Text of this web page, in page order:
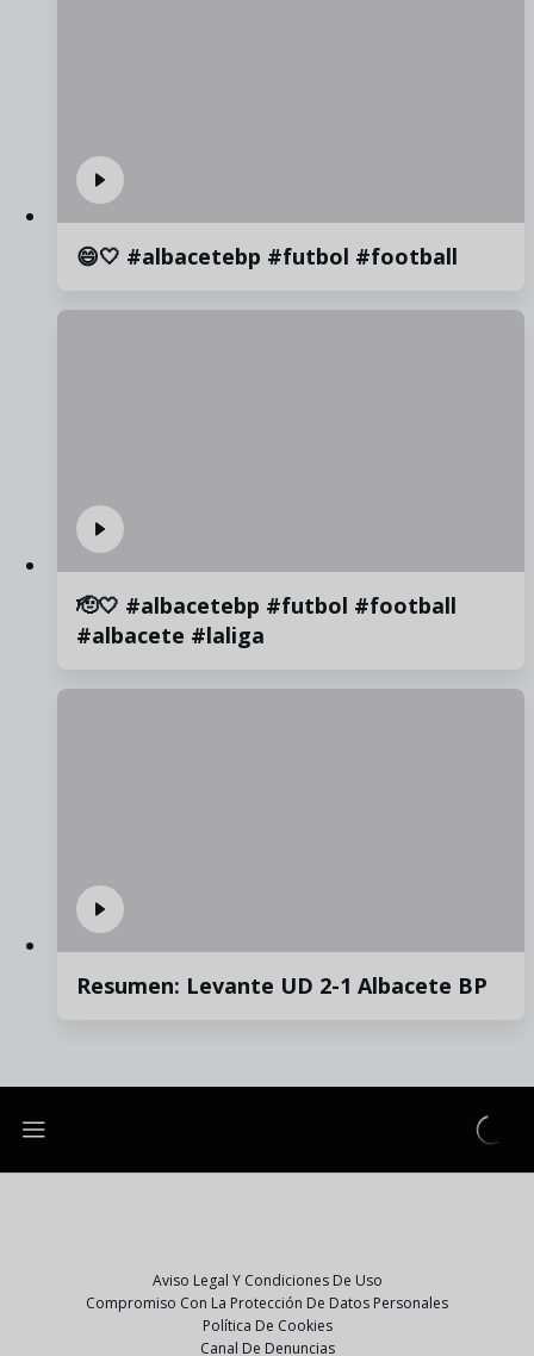
😄🤍 #albacetebp #futbol #football
🫡🤍 #albacetebp #futbol #football
#albacete #laliga
Resumen: Levante UD 2-1 Albacete BP
Aviso Legal Y Condiciones De Uso
Compromiso Con La Protección De Datos Personales
Política De Cookies
Canal De Denuncias